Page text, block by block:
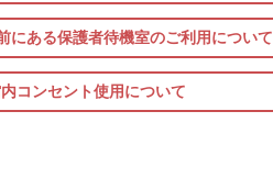
ある保護者待機室のご利用について
コンセント使用について